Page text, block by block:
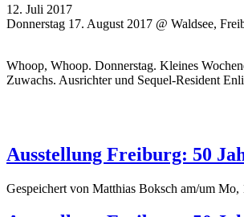
12. Juli 2017
Donnerstag 17. August 2017 @ Waldsee,
Whoop, Whoop. Donnerstag. Kleines
Zuwachs. Ausrichter und Sequel-Resident
Ausstellung Freiburg: 50
Gespeichert von Matthias Boksch am/um Mo,